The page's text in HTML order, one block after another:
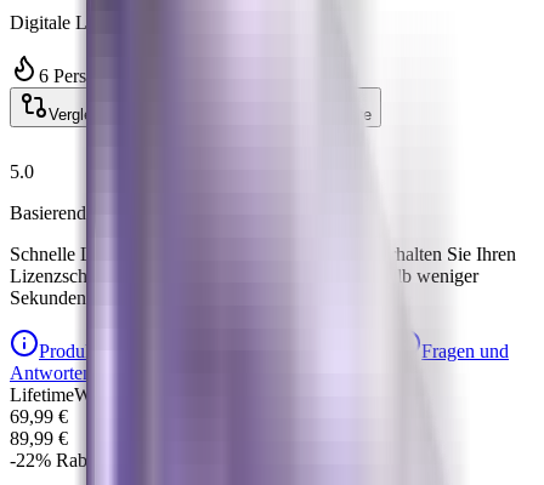
Digitale Lizenz · 1 PC · Download
6 Personen sehen sich das gerade an
Vergleichen Wunschliste
5.0
Basierend auf 396+ Bewertungen
Schnelle Lieferung per E-Mail!
Nach dem Kauf erhalten Sie Ihren
Lizenzschlüssel sofort per E-Mail — meist innerhalb weniger
Sekunden.
Produktbeschreibung
Fragen und
Antworten
LifetimeWindows
69,99 €
89,99 €
-22% Rabatt